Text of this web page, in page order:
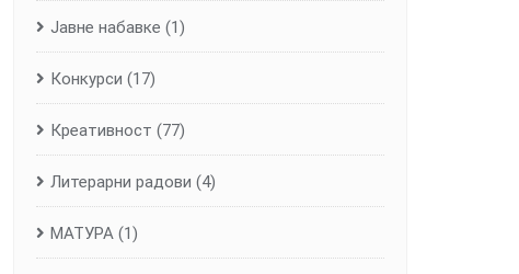
Јавне набавке (1)
Конкурси (17)
Креативност (77)
Литерарни радови (4)
МАТУРА (1)